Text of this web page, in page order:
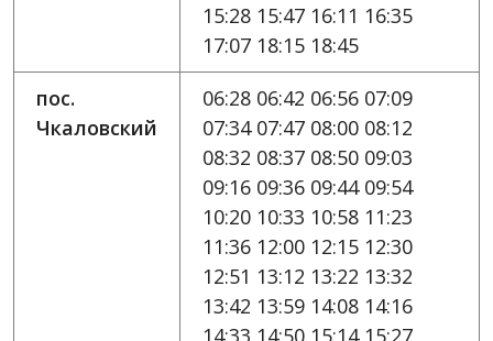
15:28 15:47 16:11 16:35
17:07 18:15 18:45
пос.
Чкаловский
06:28 06:42 06:56 07:09
07:34 07:47 08:00 08:12
08:32 08:37 08:50 09:03
09:16 09:36 09:44 09:54
10:20 10:33 10:58 11:23
11:36 12:00 12:15 12:30
12:51 13:12 13:22 13:32
13:42 13:59 14:08 14:16
14:33 14:50 15:14 15:27